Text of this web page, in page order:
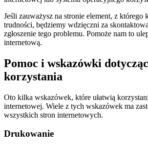
Jeśli zauważysz na stronie element, z którego
trudności, będziemy wdzięczni za
zgłoszenie tego problemu. Pomoże nam to
internetową.
Pomoc i wskazówki
korzystania
Oto kilka wskazówek, które ułatwią
internetowej. Wiele z tych wskazówek ma
wszystkich stron internetowych.
Drukowanie